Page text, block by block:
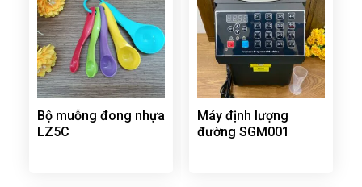
Bộ muỗng đong nhựa
LZ5C
Máy định lượng
đường SGM001